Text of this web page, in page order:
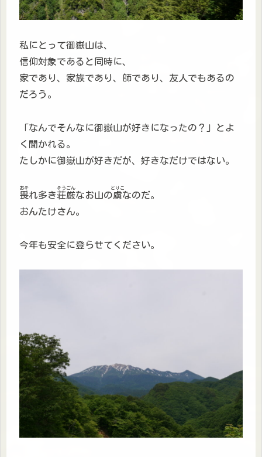
私にとって御嶽山は、
信仰対象であると同時に、
家であり、家族であり、師であり、友人でもあるの
だろう。
「なんでそんなに御嶽山が好きになったの？」とよ
く聞かれる。
たしかに御嶽山が好きだが、好きなだけではない。
畏
おそ
れ多き荘厳
そうごん
なお山の虜
とりこ
なのだ。
おんたけさん。
今年も安全に登らせてください。